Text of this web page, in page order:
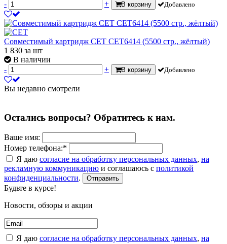
-
+ В корзину Добавлено
Совместимый картридж CET CET6414 (5500 стр., жёлтый)
1 830 за шт
В наличии
-
+ В корзину Добавлено
Вы недавно смотрели
Остались вопросы? Обратитесь к нам.
Ваше имя:
Номер телефона:*
Я даю согласие на обработку персональных данных, на
рекламную коммуникацию и соглашаюсь с политикой
конфиденциальности. Отправить
Будьте в курсе!
Новости, обзоры и акции
Я даю согласие на обработку персональных данных, на